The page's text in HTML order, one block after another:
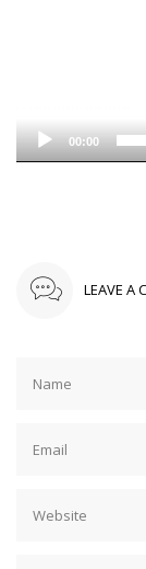
00:00
LEAVE A